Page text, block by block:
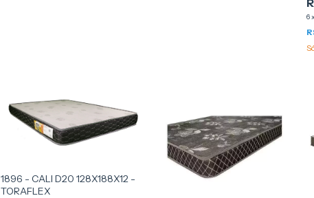
6
1896 - CALI D20 128X188X12 -
TORAFLEX